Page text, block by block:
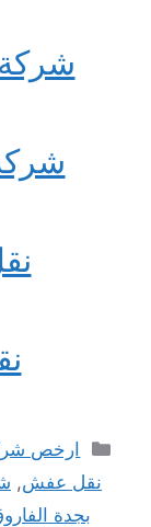
التصنيفات
ارخص
نقل عفش ,
بجدة